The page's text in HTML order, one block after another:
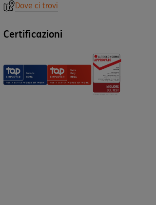
Dove ci trovi
Certificazioni